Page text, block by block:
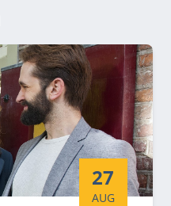
Startdatum:
27
AUG